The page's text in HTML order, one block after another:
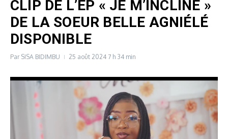
CLIP DE L’EP « JE M’INCLINE »
DE LA SOEUR BELLE AGNIÉLÉ
DISPONIBLE
Par SISA BIDIMBU 25 août 2024 7 h 34 min